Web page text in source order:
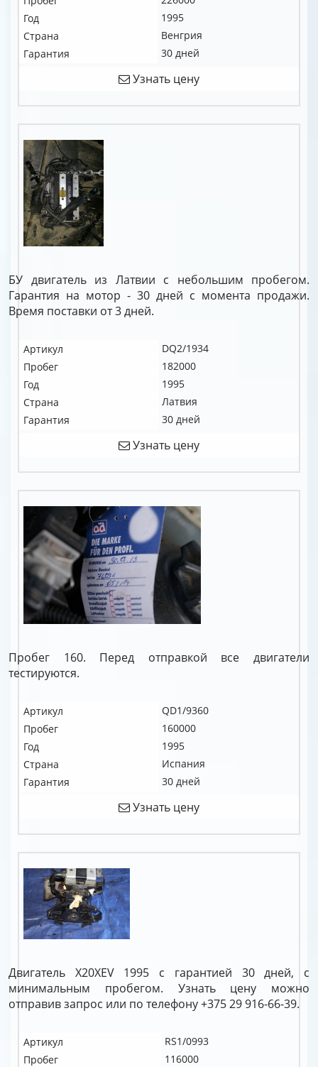
Год
1995
Страна
Венгрия
Гарантия
30 дней
Узнать цену
БУ двигатель из Латвии с небольшим пробегом.
Гарантия на мотор - 30 дней с момента продажи.
Время поставки от 3 дней.
Артикул
DQ2/1934
Пробег
182000
Год
1995
Страна
Латвия
Гарантия
30 дней
Узнать цену
Пробег 160. Перед отправкой все двигатели
тестируются.
Артикул
QD1/9360
Пробег
160000
Год
1995
Страна
Испания
Гарантия
30 дней
Узнать цену
Двигатель X20XEV 1995 с гарантией 30 дней, с
минимальным пробегом. Узнать цену можно
отправив запрос или по телефону +375 29 916-66-39.
Артикул
RS1/0993
Пробег
116000